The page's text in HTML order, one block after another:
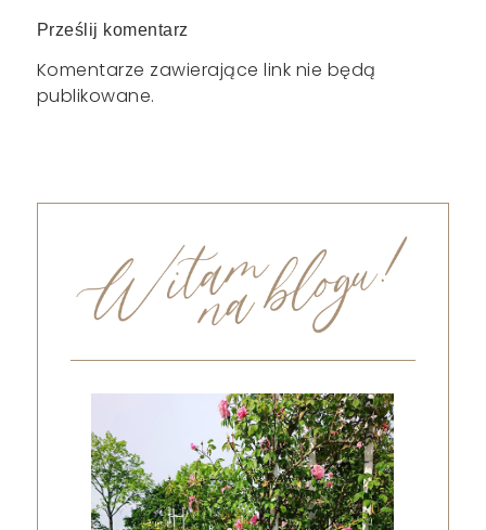
Prześlij komentarz
Komentarze zawierające link nie będą
publikowane.